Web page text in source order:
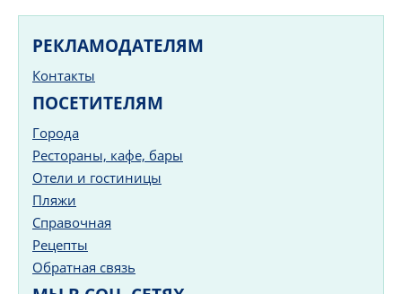
РЕКЛАМОДАТЕЛЯМ
Контакты
ПОСЕТИТЕЛЯМ
Города
Рестораны, кафе, бары
Отели и гостиницы
Пляжи
Справочная
Рецепты
Обратная связь